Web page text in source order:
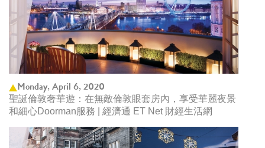
Monday, April 6, 2020
聖誕倫敦奢華遊：在無敵倫敦眼套房內，享受華麗夜景
和細心Doorman服務 | 經濟通 ET Net 財經生活網